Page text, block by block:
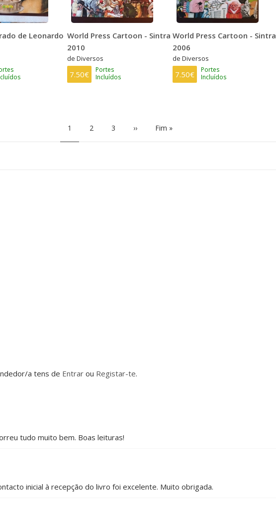
de Leonardo World Press Cartoon - Sintra
2010
de Diversos
7.50€
Portes
Incluídos
World Press Cartoon - Sintra
2006
de Diversos
7.50€
Portes
Incluídos
Página
1 Page
2 Page
3 Próxima
›› Última
Fim »
a tens de Entrar ou Registar-te.
tudo muito bem. Boas leituras!
inicial à recepção do livro foi excelente. Muito obrigada.